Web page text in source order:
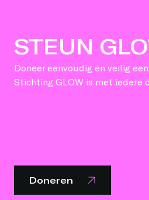
STEUN
Doneer eenvoudig en veilig
Stichting GLOW is met iedere
Doneren